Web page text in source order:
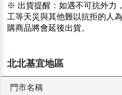
※ 出貨提醒：如遇不可抗外力
工等天災與其他難以抗拒的人
購商品將會延後出貨。
北北基宜地區
門市名稱